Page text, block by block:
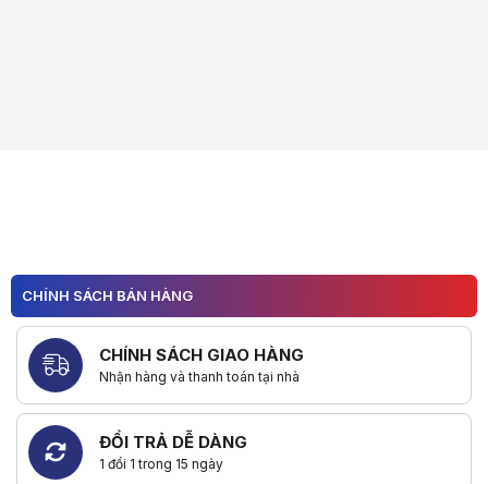
CHÍNH SÁCH BÁN HÀNG
CHÍNH SÁCH GIAO HÀNG
Nhận hàng và thanh toán tại nhà
ĐỔI TRẢ DỄ DÀNG
1 đổi 1 trong 15 ngày